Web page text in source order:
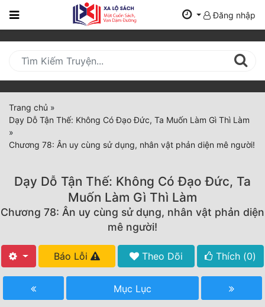
Trang
Mới
Cập
Nhật
(current)
BXH
Thể Loại
Truyện Mới Ra
Đăng nhập
Trang chủ »
Dạy Dỗ Tận Thế: Không Có Đạo Đức, Ta Muốn Làm Gì Thì Làm
»
Chương 78: Ân uy cùng sử dụng, nhân vật phản diện mê người!
Dạy Dỗ Tận Thế: Không Có Đạo Đức, Ta
Muốn Làm Gì Thì Làm
Chương 78: Ân uy cùng sử dụng, nhân vật phản diện
mê người!
Báo Lỗi Theo Dõi Thích (0)
Mục Lục